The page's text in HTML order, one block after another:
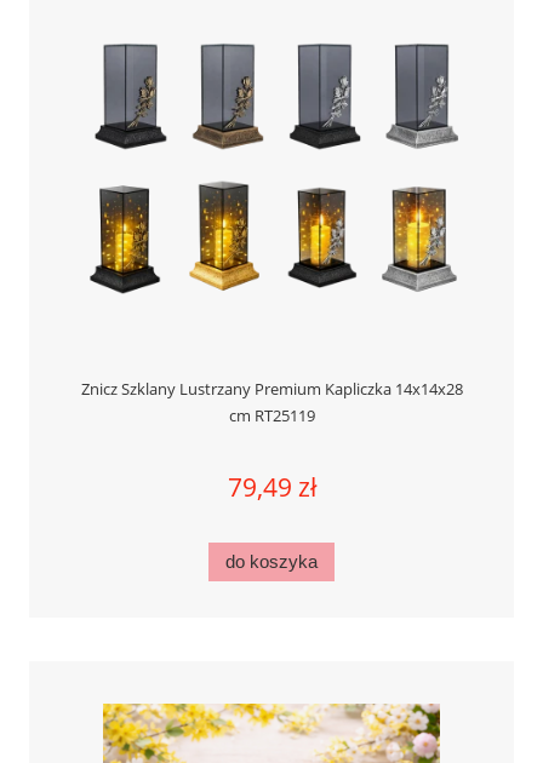
Znicz Szklany Lustrzany Premium Kapliczka 14x14x28
cm RT25119
79,49 zł
do koszyka